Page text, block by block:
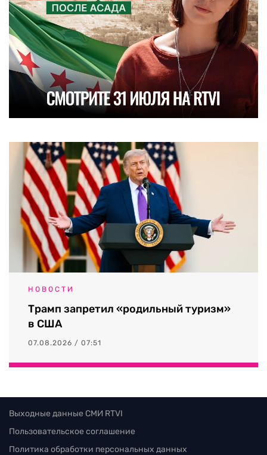
НОВОСТИ
Трамп запретил «родильный туризм»
в США
07.08.2026 / 07:51
Выходные данные СМИ RTVI
Пользовательское соглашение
Политика обработки персональных данных